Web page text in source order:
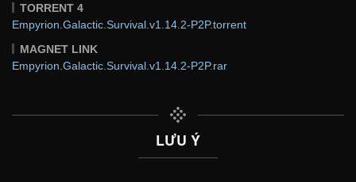
TORRENT 4
Empyrion.Galactic.Survival.v1.14.2-P2P.torrent
MAGNET LINK
Empyrion.Galactic.Survival.v1.14.2-P2P.rar
LƯU Ý